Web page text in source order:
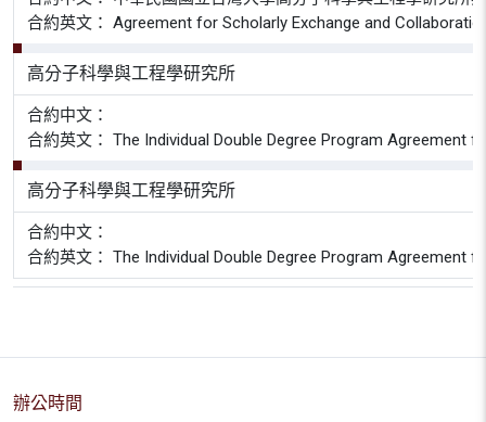
合約英文： Agreement for Scholarly Exchange and
高分子科學與工程學研究所
合約中文：
合約英文： The Individual Double Degree Program Agreement
高分子科學與工程學研究所
合約中文：
合約英文： The Individual Double Degree Program Agreement
辦公時間